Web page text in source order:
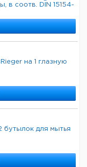
в соотв. DIN 15154-
на 1 глазную
бутылок для мытья